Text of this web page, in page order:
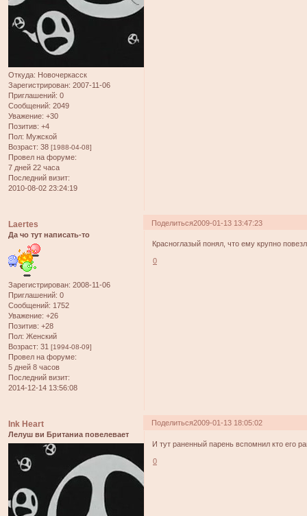
Откуда: Новочеркасск
Зарегистрирован: 2007-11-06
Приглашений: 0
Сообщений: 2049
Уважение: +30
Позитив: +4
Пол: Мужской
Возраст: 38 [1988-04-08]
Провел на форуме:
7 дней 22 часа
Последний визит:
2010-08-02 23:24:19
Поделиться2009-01-13 13:47:23
Laertes
Да чо тут написать-то
Зарегистрирован: 2008-11-06
Приглашений: 0
Сообщений: 1752
Уважение: +26
Позитив: +28
Пол: Женский
Возраст: 31 [1994-08-09]
Провел на форуме:
5 дней 8 часов
Последний визит:
2014-12-14 13:56:08
Красноглазый понял, что ему крупно
0
Поделиться2009-01-13 18:05:02
Ink Heart
Лелуш ви Британиа повелевает
И тут раненный парень вспомнил кто его
0